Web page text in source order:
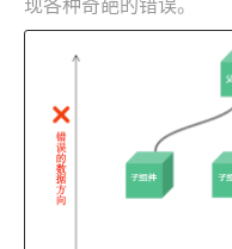
现各种奇葩的错误。